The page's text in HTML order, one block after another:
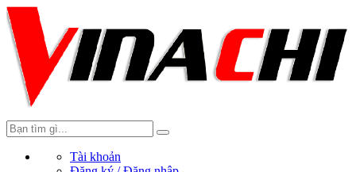
Tài khoản